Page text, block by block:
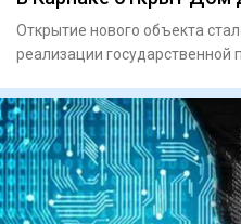
Открытие нового объекта
реализации государственной